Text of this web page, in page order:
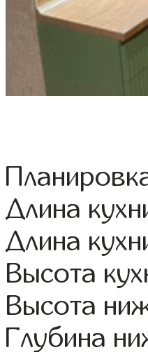
Длина
Длина
Высота
Высота
Глубина